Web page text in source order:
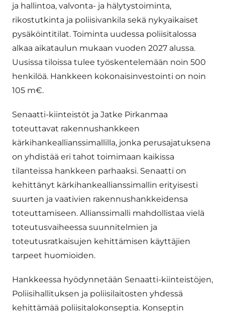
ja hallintoa, valvonta- ja hälytystoiminta,
rikostutkinta ja poliisivankila sekä nykyaikaiset
pysäköintitilat. Toiminta uudessa poliisitalossa
alkaa aikataulun mukaan vuoden 2027 alussa.
Uusissa tiloissa tulee työskentelemään noin 500
henkilöä. Hankkeen kokonaisinvestointi on noin
105 m€.
Senaatti-kiinteistöt ja Jatke Pirkanmaa
toteuttavat rakennushankkeen
kärkihankeallianssimallilla, jonka perusajatuksena
on yhdistää eri tahot toimimaan kaikissa
tilanteissa hankkeen parhaaksi. Senaatti on
kehittänyt kärkihankeallianssimallin erityisesti
suurten ja vaativien rakennushankkeidensa
toteuttamiseen. Allianssimalli mahdollistaa vielä
toteutusvaiheessa suunnitelmien ja
toteutusratkaisujen kehittämisen käyttäjien
tarpeet huomioiden.
Hankkeessa hyödynnetään Senaatti-kiinteistöjen,
Poliisihallituksen ja poliisilaitosten yhdessä
kehittämää poliisitalokonseptia. Konseptin